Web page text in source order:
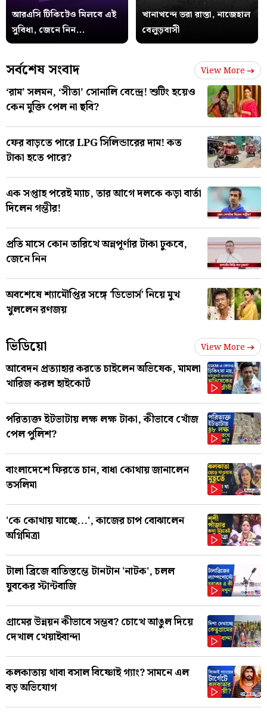
আরএসি টিকিটেও মিলবে এই
সুবিধা, জেনে নিন...
খানাখন্দে ভরা রাস্তা, নাজেহাল
বেলুড়বাসী
সর্বশেষ সংবাদ View More
‘রাম’ সলমন, ‘সীতা’ সোনালি বেন্দ্রে! শুটিং হয়েও
কেন মুক্তি পেল না ছবি?
ফের বাড়তে পারে LPG সিলিন্ডারের দাম! কত
টাকা হতে পারে?
এক সপ্তাহ পরেই ম্যাচ, তার আগে দলকে কড়া বার্তা
দিলেন গম্ভীর!
প্রতি মাসে কোন তারিখে অন্নপূর্ণার টাকা ঢুকবে,
জেনে নিন
অবশেষে শ্যামৌপ্তির সঙ্গে 'ডিভোর্স' নিয়ে মুখ
খুললেন রণজয়
ভিডিয়ো View More
আবেদন প্রত্যাহার করতে চাইলেন অভিষেক, মামলা
খারিজ করল হাইকোর্ট
পরিত্যক্ত ইটভাটায় লক্ষ লক্ষ টাকা, কীভাবে খোঁজ
পেল পুলিশ?
বাংলাদেশে ফিরতে চান, বাধা কোথায় জানালেন
তসলিমা
'কে কোথায় যাচ্ছে...', কাজের চাপ বোঝালেন
অগ্নিমিত্রা
টালা ব্রিজে বাতিস্তম্ভে টানটান 'নাটক', চলল
যুবকের স্টান্টবাজি
গ্রামের উন্নয়ন কীভাবে সম্ভব? চোখে আঙুল দিয়ে
দেখাল খেয়াইবান্দা
কলকাতায় থাবা বসাল বিষ্ণোই গ্যাং? সামনে এল
বড় অভিযোগ